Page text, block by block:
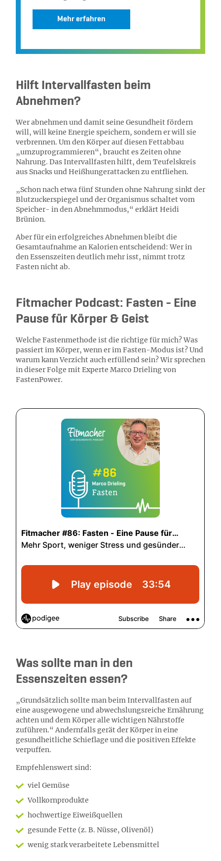
Mehr erfahren
Hilft Intervallfasten beim
Abnehmen?
Wer abnehmen und damit seine Gesundheit fördern
will, will keine Energie speichern, sondern er will sie
verbrennen. Um den Körper auf diesen Fettabbau
„umzuprogrammieren“, braucht es Zeiten ohne
Nahrung. Das Intervallfasten hilft, dem Teufelskreis
aus Snacks und Heißhungerattacken zu entfliehen.
„Schon nach etwa fünf Stunden ohne Nahrung sinkt der
Blutzuckerspiegel und der Organismus schaltet vom
Speicher- in den Abnehmmodus,“ erklärt Heidi
Brünion.
Aber für ein erfolgreiches Abnehmen bleibt die
Gesamtaufnahme an Kalorien entscheidend: Wer in
den Essenszeiten deutlich mehr isst, nimmt trotz
Fasten nicht ab.
Fitmacher Podcast: Fasten - Eine
Pause für Körper & Geist
Welche Fastenmethode ist die richtige für mich? Was
passiert im Körper, wenn er im Fasten-Modus ist? Und
warum kann Verzicht auch erfüllend sein? Wir sprechen
in dieser Folge mit Experte Marco Drieling von
FastenPower.
Was sollte man in den
Essenszeiten essen?
„Grundsätzlich sollte man beim Intervallfasten auf
eine ausgewogene und abwechslungsreiche Ernährung
achten und dem Körper alle wichtigen Nährstoffe
zuführen.“ Andernfalls gerät der Körper in eine
gesundheitliche Schieflage und die positiven Effekte
verpuffen.
Empfehlenswert sind:
viel Gemüse
Vollkornprodukte
hochwertige Eiweißquellen
gesunde Fette (z. B. Nüsse, Olivenöl)
wenig stark verarbeitete Lebensmittel